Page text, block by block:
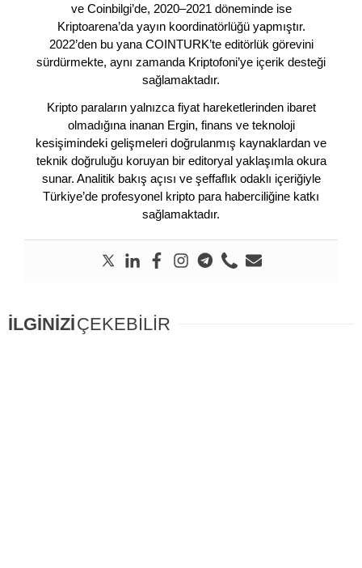
ve Coinbilgi’de, 2020–2021 döneminde ise
Kriptoarena’da yayın koordinatörlüğü yapmıştır.
2022’den bu yana COINTURK’te editörlük görevini
sürdürmekte, aynı zamanda Kriptofoni’ye içerik desteği
sağlamaktadır.
Kripto paraların yalnızca fiyat hareketlerinden ibaret
olmadığına inanan Ergin, finans ve teknoloji
kesişimindeki gelişmeleri doğrulanmış kaynaklardan ve
teknik doğruluğu koruyan bir editoryal yaklaşımla okura
sunar. Analitik bakış açısı ve şeffaflık odaklı içeriğiyle
Türkiye’de profesyonel kripto para haberciliğine katkı
sağlamaktadır.
İLGİNİZİÇEKEBİLİR